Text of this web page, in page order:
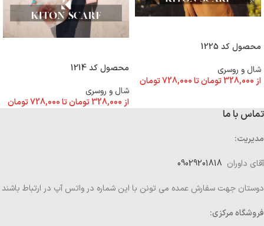
محصول کد 1225
شال و روسری
از 328,000تومانتا728,000تومان
محصول کد 1214
شال و روسری
از 328,000تومانتا728,000تومان
تماس با ما
مدیریت:
آقای داوران
دوستان جهت سفارش عمده می تونن با این شماره در واتس آپ در ارتباط باشند
فروشگاه مرکزی: